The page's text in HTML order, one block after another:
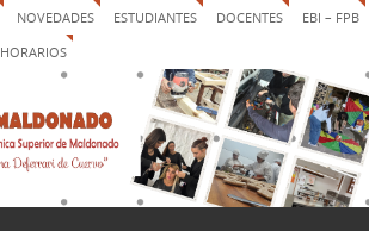
NOVEDADES ESTUDIANTES DOCENTES
EBI – FPB
HORARIOS